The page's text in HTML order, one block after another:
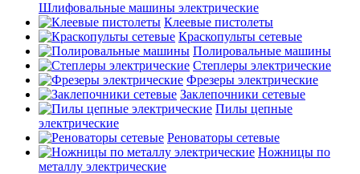
Шлифовальные машины электрические
Клеевые пистолеты
Краскопульты сетевые
Полировальные машины
Степлеры электрические
Фрезеры электрические
Заклепочники сетевые
Пилы цепные
электрические
Реноваторы сетевые
Ножницы по
металлу электрические